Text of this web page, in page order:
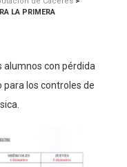
LA PRIMERA
alumnos con pérdida
para los controles de